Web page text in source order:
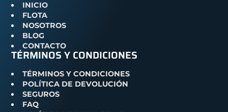
INICIO
FLOTA
NOSOTROS
BLOG
CONTACTO
TÉRMINOS Y CONDICIONES
TÉRMINOS Y CONDICIONES
POLÍTICA DE DEVOLUCIÓN
SEGUROS
FAQ